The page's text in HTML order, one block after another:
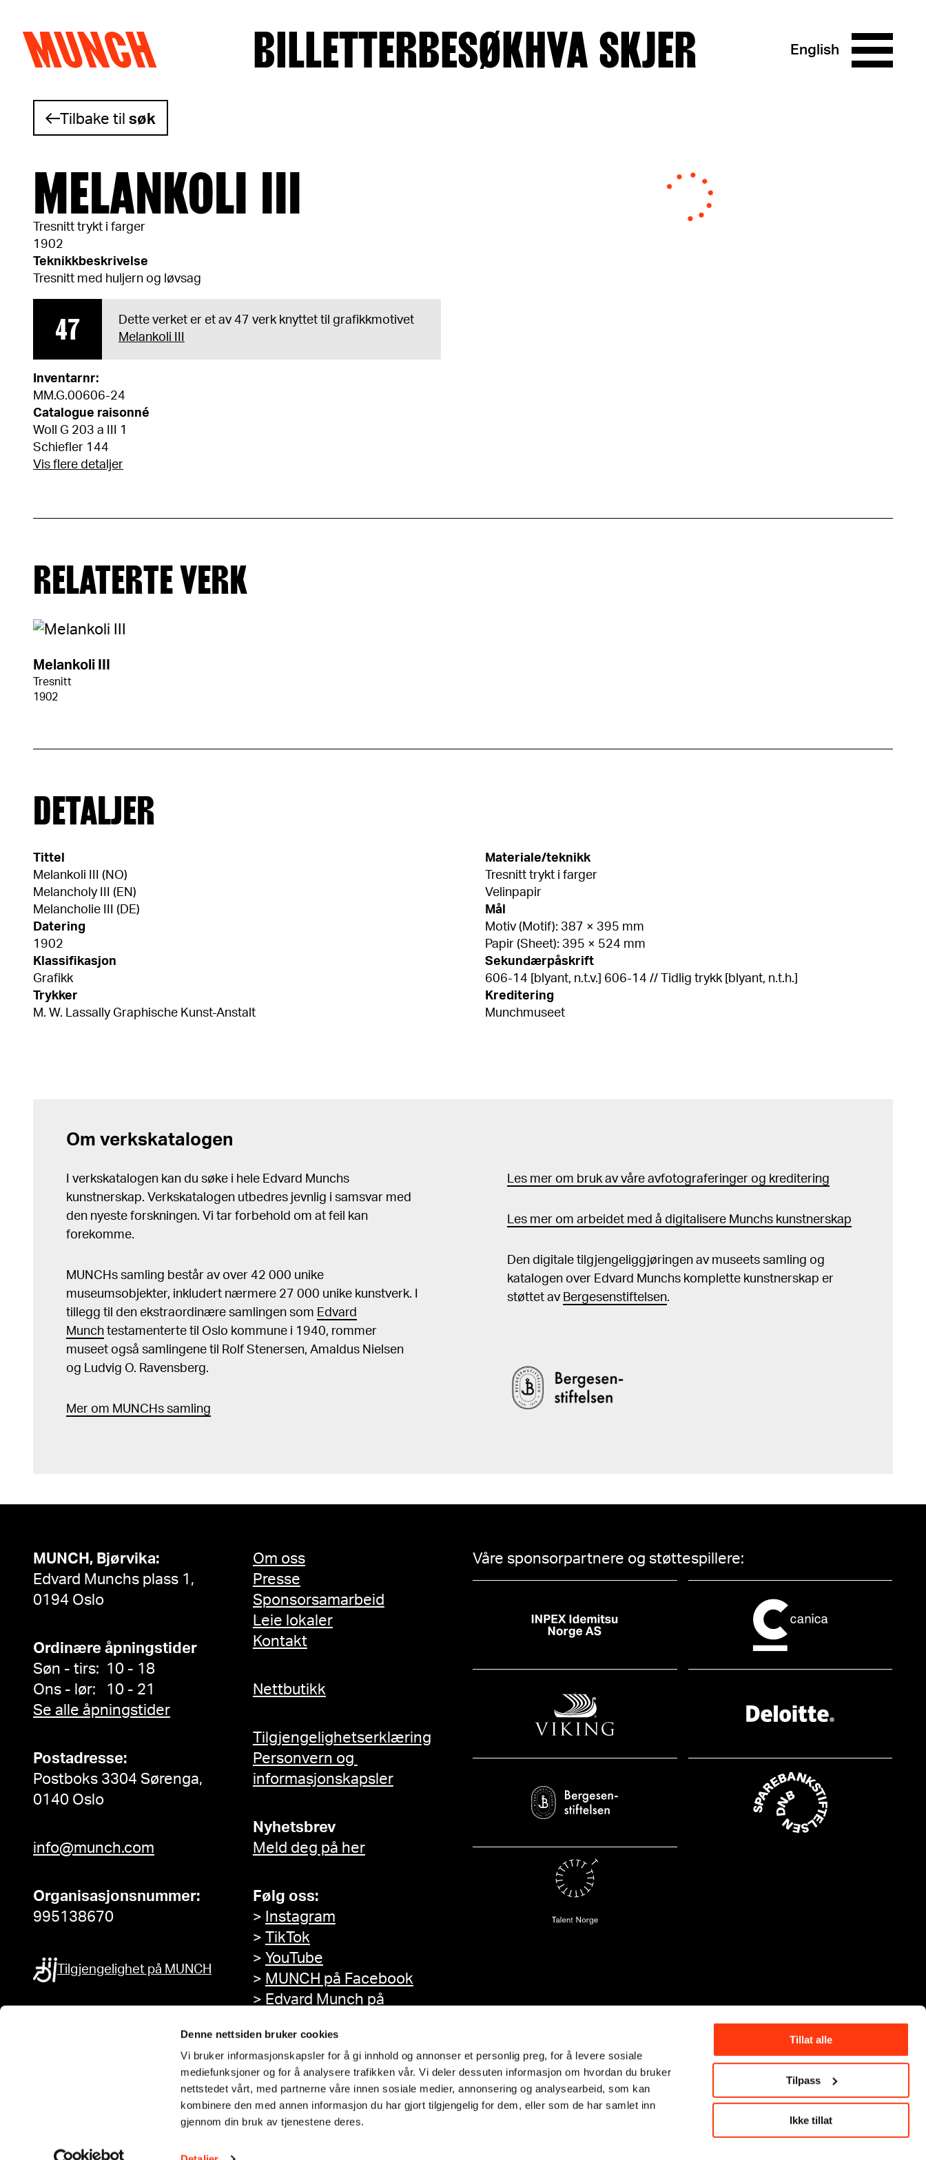
Denne nettsiden bruker cookies
Vi bruker informasjonskapsler for å gi innhold og annonser et personlig preg, for å levere sosiale
mediefunksjoner og for å analysere trafikken vår. Vi deler dessuten informasjon om hvordan du bruker
nettstedet vårt, med partnerne våre innen sosiale medier, annonsering og analysearbeid, som kan
kombinere den med annen informasjon du har gjort tilgjengelig for dem, eller som de har samlet inn
gjennom din bruk av tjenestene deres.
Tillat alle
Tilpass
Ikke tillat
Hopp til innhold
MUNCH BILLETTERBESØKHVA SKJER English
Tilbake tilsøk
MELANKOLI III
Tresnitt trykt i farger
1902
Teknikkbeskrivelse
Tresnitt med huljern og løvsag
47
Dette verket er et av 47 verk knyttet til grafikkmotivet
Melankoli III
Inventarnr:
MM.G.00606-24
Catalogue raisonné
Woll G 203 a III 1
Schiefler 144
Vis flere detaljer
RELATERTE VERK
Melankoli III
Tresnitt
1902
DETALJER
Tittel
Melankoli III (NO)
Melancholy III (EN)
Melancholie III (DE)
Datering
1902
Klassifikasjon
Grafikk
Trykker
M. W. Lassally Graphische Kunst-Anstalt
Materiale/teknikk
Tresnitt trykt i farger
Velinpapir
Mål
Motiv (Motif): 387 × 395 mm
Papir (Sheet): 395 × 524 mm
Sekundærpåskrift
606-14 [blyant, n.t.v.] 606-14 // Tidlig trykk [blyant, n.t.h.]
Kreditering
Munchmuseet
Om verkskatalogen
I verkskatalogen kan du søke i hele Edvard Munchs
kunstnerskap. Verkskatalogen utbedres jevnlig i samsvar med
den nyeste forskningen. Vi tar forbehold om at feil kan
forekomme.
MUNCHs samling består av over 42 000 unike
museumsobjekter, inkludert nærmere 27 000 unike kunstverk. I
tillegg til den ekstraordinære samlingen som Edvard
Munch testamenterte til Oslo kommune i 1940, rommer
museet også samlingene til Rolf Stenersen, Amaldus Nielsen
og Ludvig O. Ravensberg.
Mer om MUNCHs samling
Les mer om bruk av våre avfotograferinger og kreditering
Les mer om arbeidet med å digitalisere Munchs kunstnerskap
Den digitale tilgjengeliggjøringen av museets samling og
katalogen over Edvard Munchs komplette kunstnerskap er
støttet av Bergesenstiftelsen.
MUNCH, Bjørvika:
Edvard Munchs plass 1,
0194 Oslo
Ordinære åpningstider
Søn - tirs: 10 - 18
Ons - lør: 10 - 21
Se alle åpningstider
Postadresse:
Postboks 3304 Sørenga,
0140 Oslo
info@munch.com
Organisasjonsnummer:
995138670
Tilgjengelighet på MUNCH
Om oss
Presse
Sponsorsamarbeid
Leie lokaler
Kontakt
Nettbutikk
Tilgjengelighetserklæring
Personvern og
informasjonskapsler
Nyhetsbrev
Meld deg på her
Følg oss:
> Instagram
> TikTok
> YouTube
> MUNCH på Facebook
> Edvard Munch på
Våre sponsorpartnere og støttespillere: